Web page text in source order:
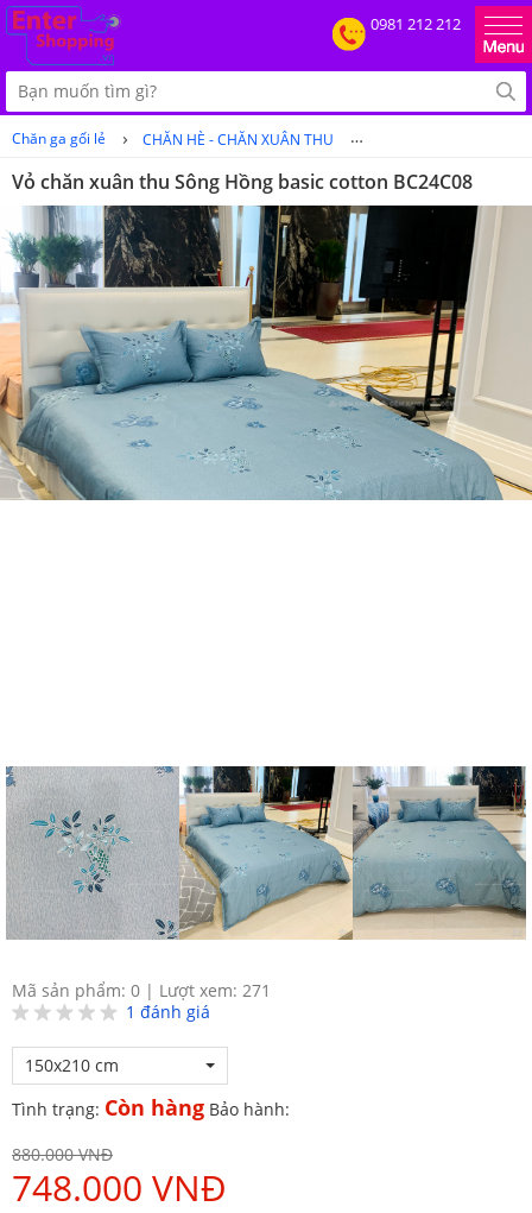
0981 212 212
Chăn ga gối lẻ › CHĂN HÈ - CHĂN XUÂN THU ›
Vỏ chăn xuân thu Sông Hồng basic cotton BC24C08
Mã sản phẩm: 0 | Lượt xem: 271
1 đánh giá
150x210 cm
Tình trạng: Còn hàng Bảo hành:
880.000 VNĐ
748.000 VNĐ